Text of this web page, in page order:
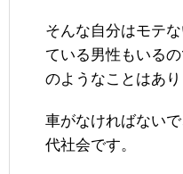
そんな自分はモテ
ている男性もいる
のようなことはあり
車がなければない
代社会です。